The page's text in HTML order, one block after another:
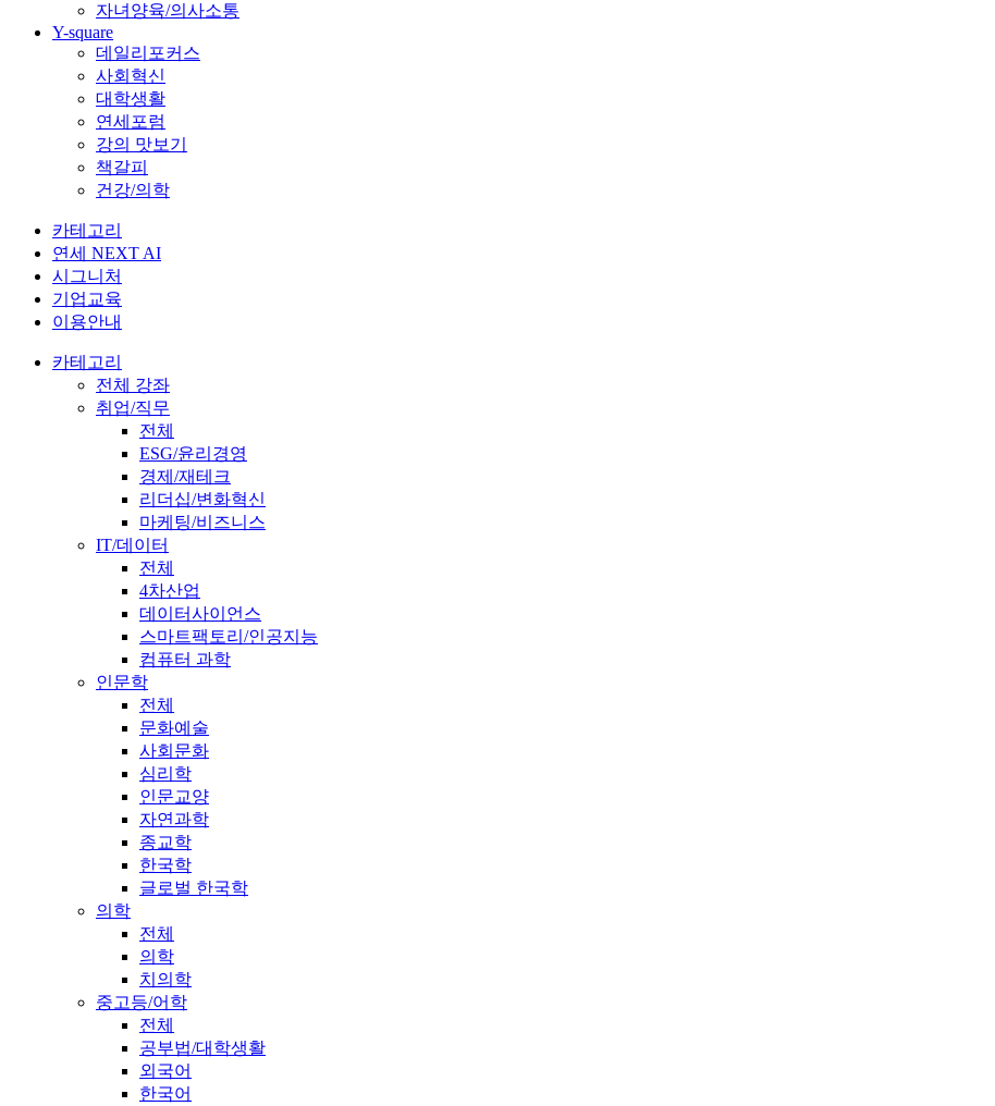
자녀양육/의사소통
Y-square
데일리포커스
사회혁신
대학생활
연세포럼
강의 맛보기
책갈피
건강/의학
카테고리
연세 NEXT AI
시그니처
기업교육
이용안내
카테고리
전체 강좌
취업/직무
전체
ESG/윤리경영
경제/재테크
리더십/변화혁신
마케팅/비즈니스
IT/데이터
전체
4차산업
데이터사이언스
스마트팩토리/인공지능
컴퓨터 과학
인문학
전체
문화예술
사회문화
심리학
인문교양
자연과학
종교학
한국학
글로벌 한국학
의학
전체
의학
치의학
중고등/어학
전체
공부법/대학생활
외국어
한국어